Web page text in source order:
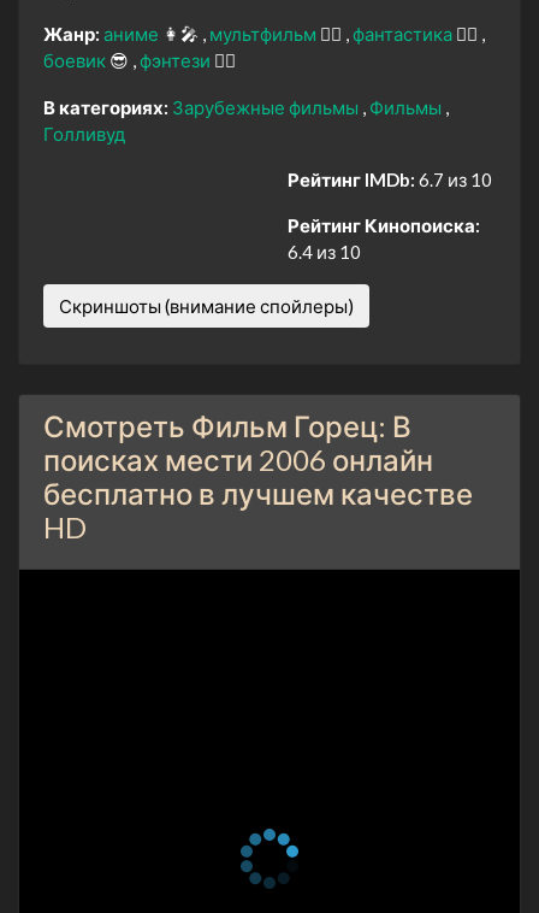
Жанр: аниме 👩‍🎤 мультфильм 🧚‍♀️ фантастика 🧙‍♀️
боевик 😎 фэнтези 🧝‍♂️
В категориях: Зарубежные фильмы
Фильмы
Голливуд
Рейтинг IMDb: 6.7 из 10
Рейтинг Кинопоиска:
6.4 из 10
Скриншоты (внимание спойлеры)
Смотреть Фильм Горец: В
поисках мести 2006 онлайн
бесплатно в лучшем качестве
HD